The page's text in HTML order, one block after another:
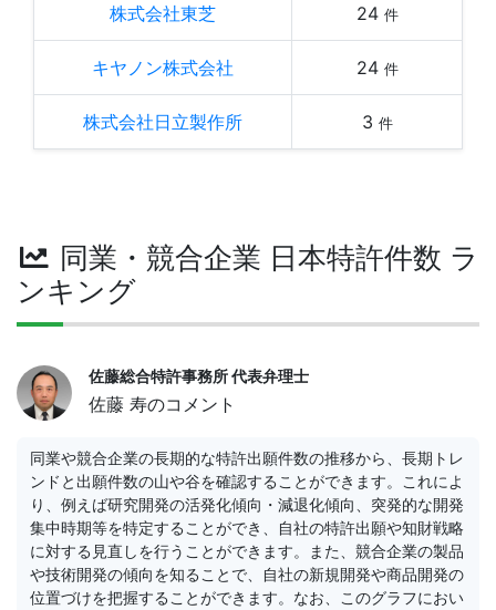
株式会社東芝 24 件
キヤノン株式会社 24 件
株式会社日立製作所 3 件
同業・競合企業 日本特許件数 ラ
ンキング
佐藤総合特許事務所 代表弁理士
佐藤 寿のコメント
同業や競合企業の長期的な特許出願件数の推移から、長期トレ
ンドと出願件数の山や谷を確認することができます。これによ
り、例えば研究開発の活発化傾向・減退化傾向、突発的な開発
集中時期等を特定することができ、自社の特許出願や知財戦略
に対する見直しを行うことができます。また、競合企業の製品
や技術開発の傾向を知ることで、自社の新規開発や商品開発の
位置づけを把握することができます。なお、このグラフにおい